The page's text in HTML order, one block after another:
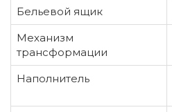
Бельевой ящик
Механизм
трансформации
Наполнитель